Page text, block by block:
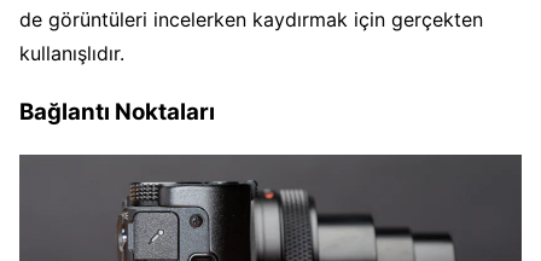
de görüntüleri incelerken kaydırmak için gerçekten
kullanışlıdır.
Bağlantı Noktaları